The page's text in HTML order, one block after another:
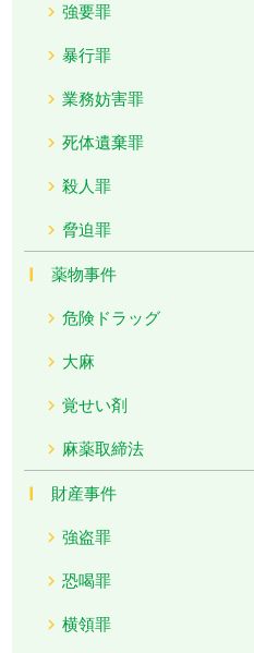
強要罪
暴行罪
業務妨害罪
死体遺棄罪
殺人罪
脅迫罪
薬物事件
危険ドラッグ
大麻
覚せい剤
麻薬取締法
財産事件
強盗罪
恐喝罪
横領罪